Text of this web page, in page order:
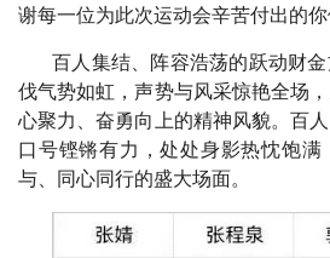
谢每一位为此次运动会辛苦付出的你
百人集结、阵容浩荡的跃动财
伐气势如虹，声势与风采惊艳全场
心聚力、奋勇向上的精神风貌。百
口号铿锵有力，处处身影热忱饱满
与、同心同行的盛大场面。